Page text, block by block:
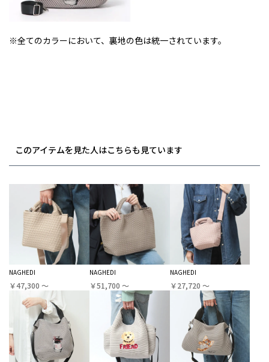
※全てのカラーにおいて、裏地の色は統一されています。
このアイテムを見た人はこちらも見ています
NAGHEDI
￥47,300 〜
NAGHEDI
￥51,700 〜
NAGHEDI
￥27,720 〜